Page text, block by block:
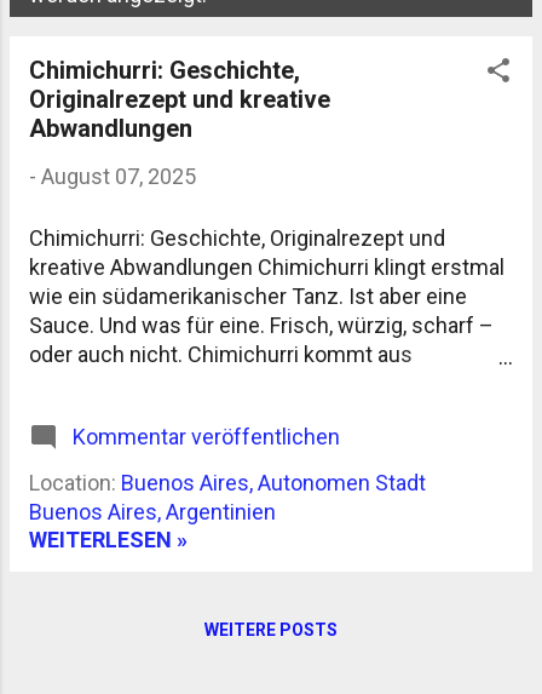
Chimichurri: Geschichte,
Originalrezept und kreative
Abwandlungen
- August 07, 2025
Chimichurri: Geschichte, Originalrezept und
kreative Abwandlungen Chimichurri klingt erstmal
wie ein südamerikanischer Tanz. Ist aber eine
Sauce. Und was für eine. Frisch, würzig, scharf –
oder auch nicht. Chimichurri kommt aus
Chimichurri kein echtes Asado. Punkt. Woher
kommt Chimichurri? Die Herkunft ist nicht ganz
eindeutig belegt – wie so oft bei
Traditionsrezepten. Wahrscheinlich stammt das
ernsthaft) soll bei der argentinischen
Kommentar veröffentlichen
Location: Buenos Aires, Autonomen Stadt
Buenos Aires, Argentinien
WEITERLESEN »
WEITERE POSTS